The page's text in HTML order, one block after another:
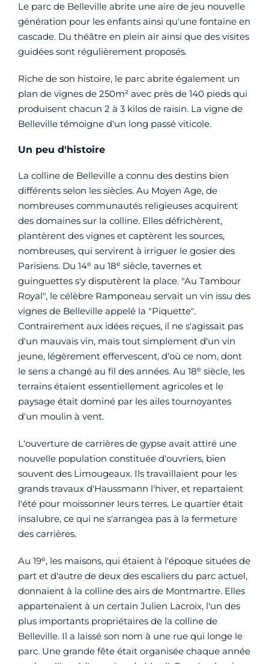
Le parc de Belleville abrite une aire de jeu nouvelle
génération pour les enfants ainsi qu'une fontaine en
cascade. Du théâtre en plein air ainsi que des visites
guidées sont régulièrement proposés.
Riche de son histoire, le parc abrite également un
plan de vignes de 250m² avec près de 140 pieds qui
produisent chacun 2 à 3 kilos de raisin. La vigne de
Belleville témoigne d'un long passé viticole.
Un peu d'histoire
La colline de Belleville a connu des destins bien
différents selon les siècles. Au Moyen Age, de
nombreuses communautés religieuses acquirent
des domaines sur la colline. Elles défrichèrent,
plantèrent des vignes et captèrent les sources,
nombreuses, qui servirent à irriguer le gosier des
Parisiens. Du 14e au 18e siècle, tavernes et
guinguettes s'y disputèrent la place. "Au Tambour
Royal", le célèbre Ramponeau servait un vin issu des
vignes de Belleville appelé la "Piquette".
Contrairement aux idées reçues, il ne s'agissait pas
d'un mauvais vin, mais tout simplement d'un vin
jeune, légèrement effervescent, d'où ce nom, dont
le sens a changé au fil des années. Au 18e siècle, les
terrains étaient essentiellement agricoles et le
paysage était dominé par les ailes tournoyantes
d'un moulin à vent.
L'ouverture de carrières de gypse avait attiré une
nouvelle population constituée d'ouvriers, bien
souvent des Limougeaux. Ils travaillaient pour les
grands travaux d'Haussmann l'hiver, et repartaient
l'été pour moissonner leurs terres. Le quartier était
insalubre, ce qui ne s'arrangea pas à la fermeture
des carrières.
Au 19e, les maisons, qui étaient à l'époque situées de
part et d'autre de deux des escaliers du parc actuel,
donnaient à la colline des airs de Montmartre. Elles
appartenaient à un certain Julien Lacroix, l'un des
plus importants propriétaires de la colline de
Belleville. Il a laissé son nom à une rue qui longe le
parc. Une grande fête était organisée chaque année